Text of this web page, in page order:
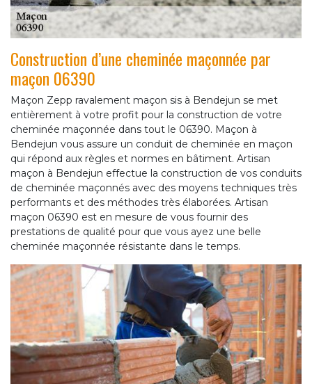
Construction d’une cheminée maçonnée par
maçon 06390
Maçon Zepp ravalement maçon sis à Bendejun se met
entièrement à votre profit pour la construction de votre
cheminée maçonnée dans tout le 06390. Maçon à
Bendejun vous assure un conduit de cheminée en maçon
qui répond aux règles et normes en bâtiment. Artisan
maçon à Bendejun effectue la construction de vos conduits
de cheminée maçonnés avec des moyens techniques très
performants et des méthodes très élaborées. Artisan
maçon 06390 est en mesure de vous fournir des
prestations de qualité pour que vous ayez une belle
cheminée maçonnée résistante dans le temps.